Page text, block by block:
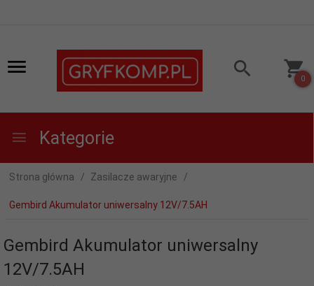
0
Kategorie
Strona główna Zasilacze awaryjne
Gembird Akumulator uniwersalny 12V/7.5AH
Gembird Akumulator uniwersalny
12V/7.5AH